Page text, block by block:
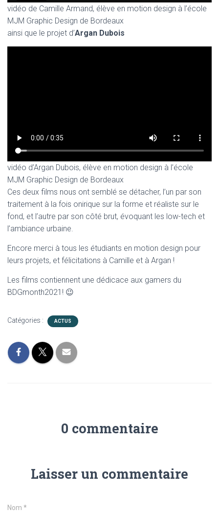
vidéo de Camille Armand, élève en motion design à l’école
MJM Graphic Design de Bordeaux
ainsi que le projet d’Argan Dubois
vidéo d’Argan Dubois, élève en motion design à l’école
MJM Graphic Design de Bordeaux
Ces deux films nous ont semblé se détacher, l’un par son
traitement à la fois onirique sur la forme et réaliste sur le
fond, et l’autre par son côté brut, évoquant les low-tech et
l’ambiance urbaine.
Encore merci à tous les étudiants en motion design pour
leurs projets, et félicitations à Camille et à Argan !
Les films contiennent une dédicace aux gamers du
BDGmonth2021! 😉
Catégories : ACTUS
0 commentaire
Laisser un commentaire
Nom *